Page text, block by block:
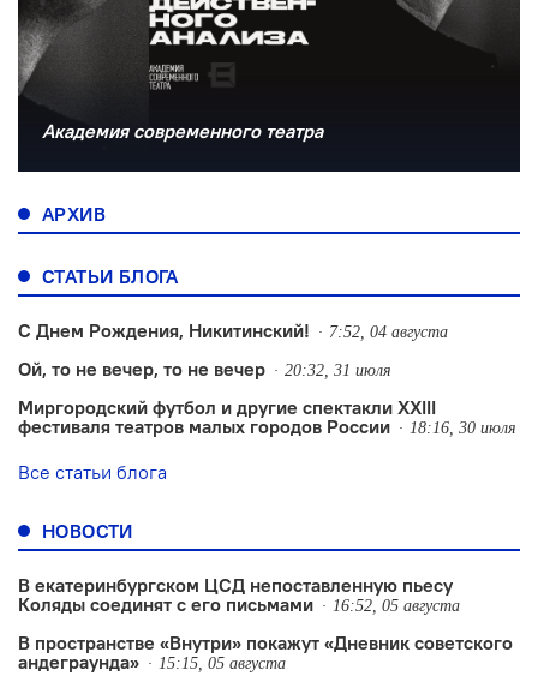
Академия современного театра
АРХИВ
СТАТЬИ БЛОГА
С Днем Рождения, Никитинский! 7:52, 04 августа
Ой, то не вечер, то не вечер 20:32, 31 июля
Миргородский футбол и другие спектакли XXIII
фестиваля театров малых городов России
18:16, 30 июля
Все статьи блога
НОВОСТИ
В екатеринбургском ЦСД непоставленную пьесу
Коляды соединят с его письмами
16:52, 05 августа
В пространстве «Внутри» покажут «Дневник советского
андеграунда»
15:15, 05 августа